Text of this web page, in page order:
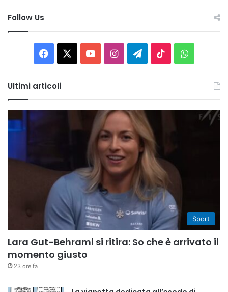
Follow Us
Facebook You InstagramTelegram
TikTok
Ultimi articoli
Sport
Lara Gut-Behrami si ritira: So che è arrivato il
momento giusto
23 ore fa